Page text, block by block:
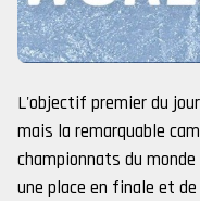
L'objectif premier du
mais la remarquable
championnats du
une place en finale et